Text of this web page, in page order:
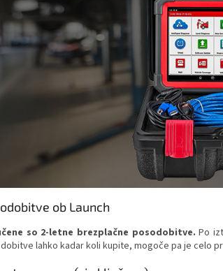
ob Launch
so 2-letne brezplačne posodobitve. Po
lahko kadar koli kupite, mogoče pa je celo